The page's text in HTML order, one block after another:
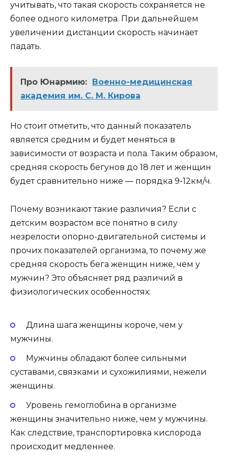
учитывать, что такая скорость сохраняется не
более одного километра. При дальнейшем
увеличении дистанции скорость начинает
падать.
Про Юнармию:
Военно-медицинская
академия им. С. М. Кирова
Но стоит отметить, что данный показатель
является средним и будет меняться в
зависимости от возраста и пола. Таким образом,
средняя скорость бегунов до 18 лет и женщин
будет сравнительно ниже — порядка 9-12км/ч.
Почему возникают такие различия? Если с
детским возрастом всё понятно в силу
незрелости опорно-двигательной системы и
прочих показателей организма, то почему же
средняя скорость бега женщин ниже, чем у
мужчин? Это объясняет ряд различий в
физиологических особенностях:
Длина шага женщины короче, чем у
мужчины.
Мужчины обладают более сильными
суставами, связками и сухожилиями, нежели
женщины.
Уровень гемоглобина в организме
женщины значительно ниже, чем у мужчины.
Как следствие, транспортировка кислорода
происходит медленнее.